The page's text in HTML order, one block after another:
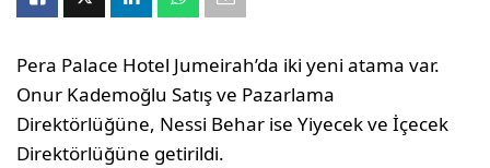
Pera Palace Hotel Jumeirah’da iki yeni atama var.
Onur Kademoğlu Satış ve Pazarlama
Direktörlüğüne, Nessi Behar ise Yiyecek ve İçecek
Direktörlüğüne getirildi.